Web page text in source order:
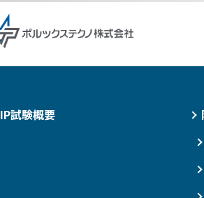
IP試験概要